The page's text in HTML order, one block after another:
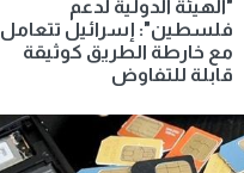
"الهيئة الدولية لدعم
فلسطين": إسرائيل تتعامل
مع خارطة الطريق كوثيقة
قابلة للتفاوض